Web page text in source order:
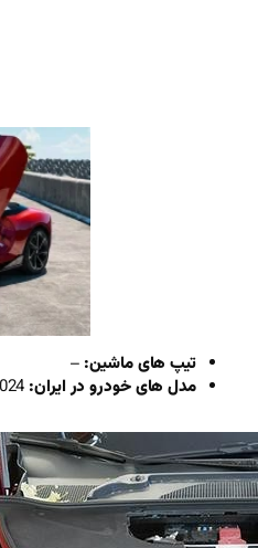
تیپ های ماشین: –
مدل های خودرو در ایران: